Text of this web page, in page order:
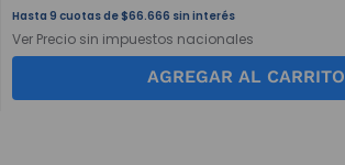
9 $66.666 sin interés
Ver Precio sin impuestos nacionales
AGREGAR AL CARRITO